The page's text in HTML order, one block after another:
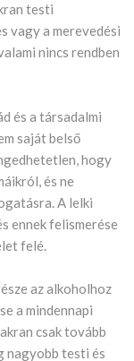
testi
vagy a merevedési
nincs rendben
és a társadalmi
saját belső
hogy
és ne
A lelki
ennek felismerése
felé.
az alkoholhoz
a mindennapi
csak tovább
nagyobb testi és